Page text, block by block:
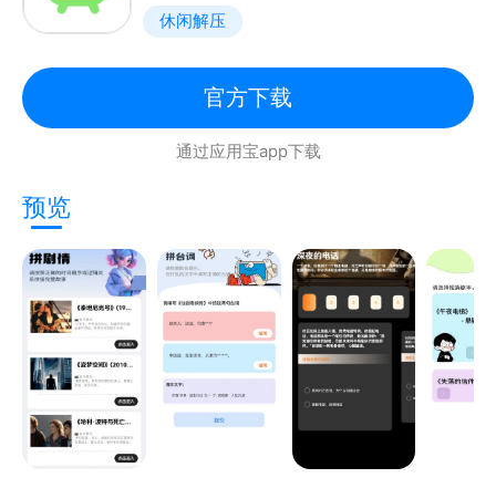
休闲解压
官方下载
通过应用宝app下载
预览